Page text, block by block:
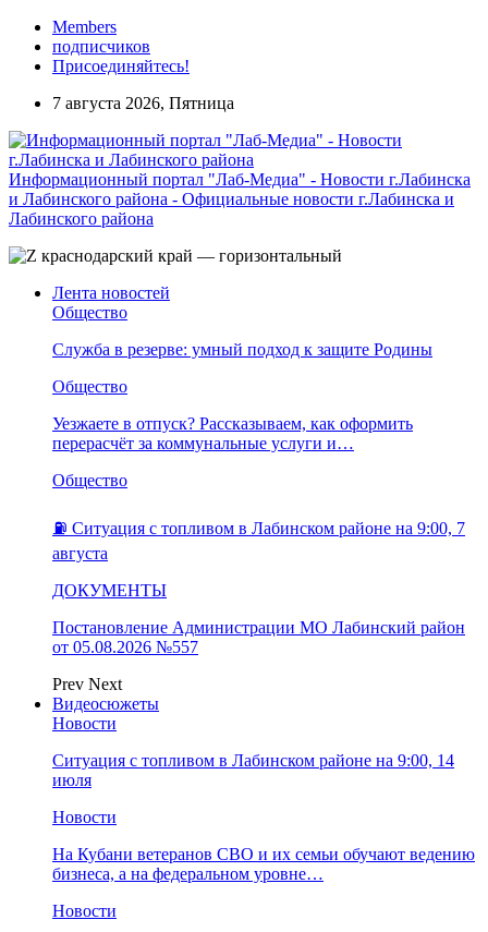
Members
подписчиков
Присоединяйтесь!
7 августа 2026, Пятница
Информационный портал "Лаб-Медиа" - Новости г.Лабинска
и Лабинского района - Официальные новости г.Лабинска и
Лабинского района
Лента новостей
Общество
Служба в резерве: умный подход к защите Родины
Общество
Уезжаете в отпуск? Рассказываем, как оформить
перерасчёт за коммунальные услуги и…
Общество
⛽️ Ситуация с топливом в Лабинском районе на 9:00, 7
августа
ДОКУМЕНТЫ
Постановление Администрации МО Лабинский район
от 05.08.2026 №557
Prev Next
Видеосюжеты
Новости
Ситуация с топливом в Лабинском районе на 9:00, 14
июля
Новости
На Кубани ветеранов СВО и их семьи обучают ведению
бизнеса, а на федеральном уровне…
Новости